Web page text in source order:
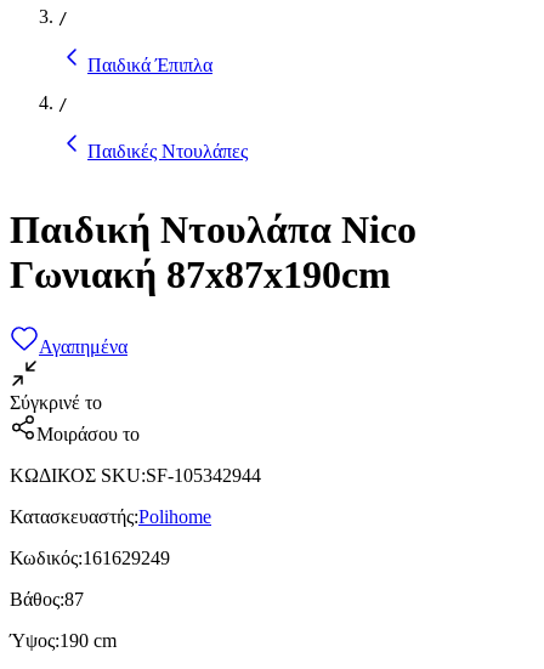
/
Παιδικά Έπιπλα
/
Παιδικές Ντουλάπες
Παιδική Ντουλάπα Nico
Γωνιακή 87x87x190cm
Αγαπημένα
Σύγκρινέ το
Μοιράσου το
ΚΩΔΙΚΟΣ SKU:SF-105342944
Κατασκευαστής:Polihome
Κωδικός:161629249
Βάθος:87
Ύψος:190 cm